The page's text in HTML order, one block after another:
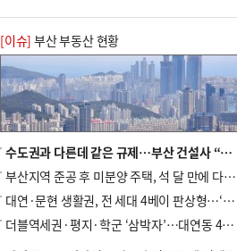
[이슈] 부산 부동산 현황
수도권과 다른데 같은 규제…부산 건설사 “쓰러지기 직전”
부산지역 준공 후 미분양 주택, 석 달 만에 다시 3000가구 넘어서
대연·문현 생활권, 전 세대 4베이 판상형…‘더샵 트리센트’ 내달 분양
더블역세권·평지·학군 ‘삼박자’…대연동 42층 브랜드 단지